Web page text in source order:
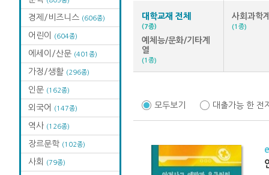
경제/비즈니스 (606종)
어린이 (604종)
에세이/산문 (401종)
가정/생활 (296종)
인문 (162종)
외국어 (147종)
역사 (126종)
장르문학 (102종)
사회 (79종)
대학교재 전체
(7종)
사회과학
(1종)
예체능/문화/기타계
열
(1종)
모두보기 대출가능 한 전